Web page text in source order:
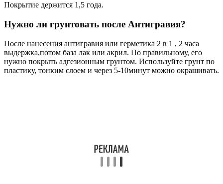
Покрытие держится 1,5 года.
Нужно ли грунтовать после Антигравия?
После нанесения антигравия или герметика 2 в 1 , 2 часа
выдержка,потом база лак или акрил. По правильному, его
нужно покрыть адгезионным грунтом. Используйте грунт по
пластику, тонким слоем и через 5-10минут можно окрашивать.